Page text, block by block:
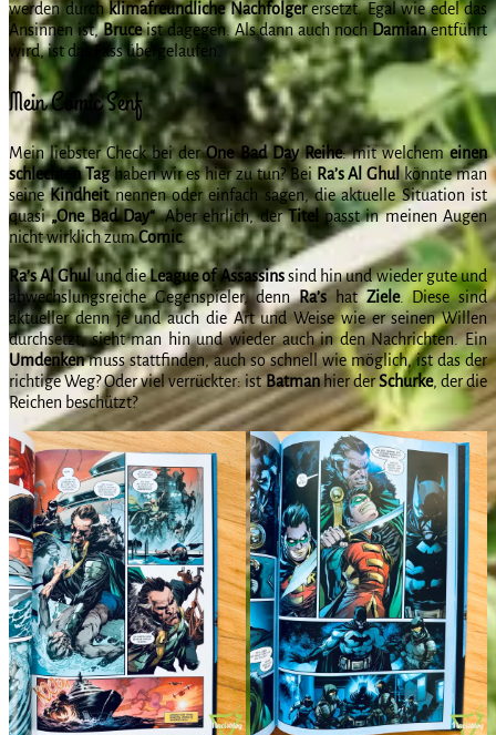
werden durchklimafreundliche Nachfolgerersetzt. Egal wie edel das
Ansinnen ist,Bruceist dagegen. Als dann auch noch Damianentführt
wird, ist das Fass übergelaufen.
Mein Comic Senf
Mein liebster Check bei derOne Bad Day Reihe: mit welchemeinen
schlechten Taghaben wir es hier zu tun? Bei Ra’s Al Ghulkönnte man
seineKindheitnennen oder einfach sagen, die aktuelle Situation ist
quasi„One Bad Day“. Aber ehrlich, derTitel passt in meinen Augen
nicht wirklich zumComic.
Ra’s Al Ghulund dieLeague of Assassinssind hin und wieder gute und
abwechslungsreiche Gegenspieler, dennRa’s hatZiele. Diese sind
aktueller denn je und auch die Art und Weise wie er seinen Willen
durchsetzt, sieht man hin und wieder auch in den Nachrichten. Ein
Umdenkenmuss stattfinden, auch so schnell wie möglich, ist das der
richtige Weg? Oder viel verrückter: istBatmanhier derSchurke, der die
Reichen beschützt?